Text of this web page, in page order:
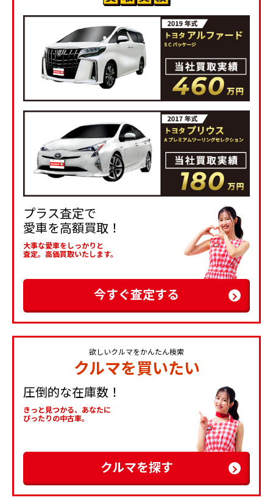
プラス査定で
愛車を高額買取！
大事な愛車をしっかりと
査定。高価買取いたします。
今すぐ査定する
欲しいクルマをかんたん検索
クルマを買いたい
圧倒的な在庫数！
きっと見つかる、あなたに
ぴったりの中古車。
クルマを探す